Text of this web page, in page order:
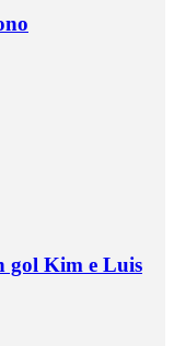
gol Kim e Luis